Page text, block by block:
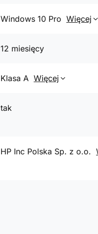
Windows 10 Pro Więcej
12 miesięcy
Klasa A Więcej
tak
HP Inc Polska Sp. z o.o.